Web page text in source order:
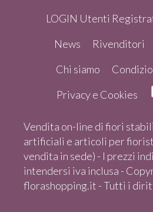
LOGIN Utenti
News
Rivenditori
Chi siamo
Privacy e Cookies
Vendita on-line di fiori
artificiali e articoli per
vendita in sede) - I prezzi
intendersi iva inclusa -
florashopping.it - Tutti i